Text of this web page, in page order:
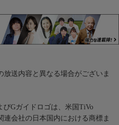
送内容と異なる場合がございま
びGガイドロゴは、米国TiVo
連会社の日本国内における商標ま